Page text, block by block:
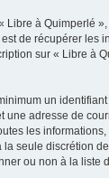
Libre à Quimperlé
de récupérer les
sur « Libre à
un
une adresse de
les
seule discrétion
ou non à la liste